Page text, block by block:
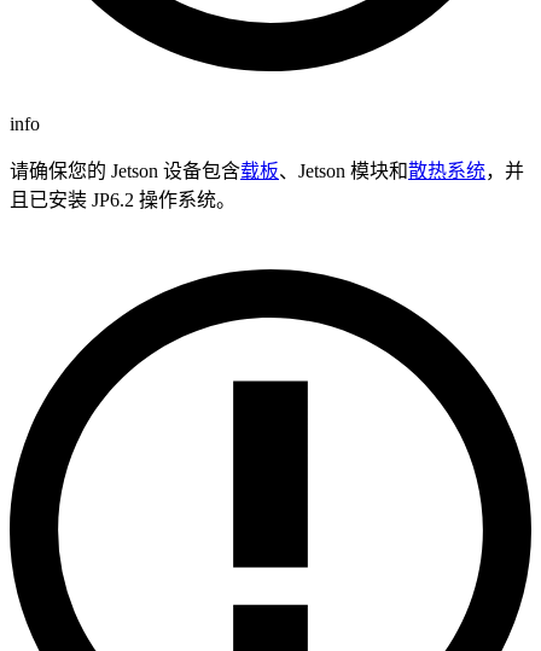
info
请确保您的 Jetson 设备包含载板、Jetson 模块和散热系统，并
且已安装 JP6.2 操作系统。